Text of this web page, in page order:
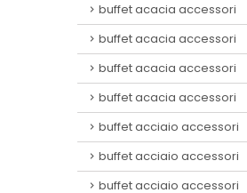
buffet acacia accessori
buffet acacia accessori
buffet acacia accessori
buffet acacia accessori
buffet acciaio accessori
buffet acciaio accessori
buffet acciaio accessori